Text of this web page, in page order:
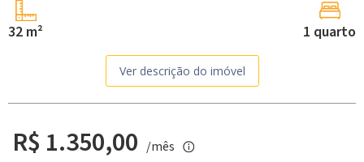
32 m² 1 quarto
Ver descrição do imóvel
R$ 1.350,00 /mês